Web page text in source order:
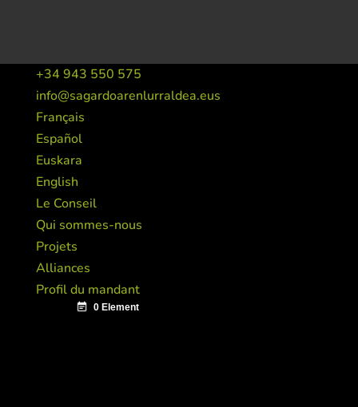
+34 943 550 575
info@sagardoarenlurraldea.eus
Français
Español
Euskara
English
Le Conseil
Qui sommes-nous
Projets
Alliances
Profil du mandant